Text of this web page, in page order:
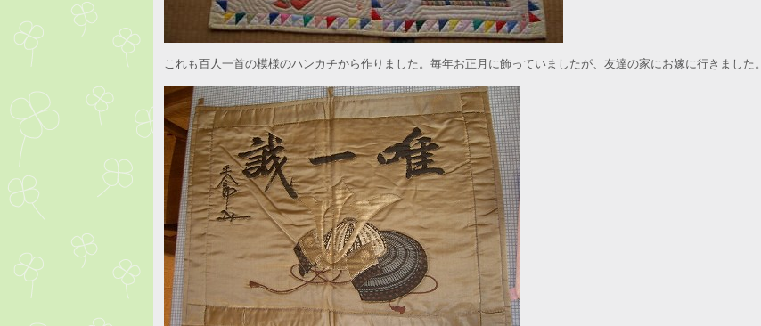
これも百人一首の模様のハンカチから作りました。毎年お正月に飾っていましたが、友達の家にお嫁に行きました。